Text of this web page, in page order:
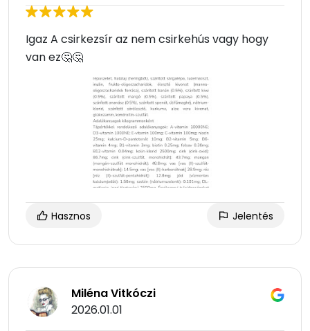
Igaz A csirkezsír az nem csirkehús vagy hogy
van ez🤔🤔
Hasznos Jelentés
Miléna Vitkóczi
2026.01.01